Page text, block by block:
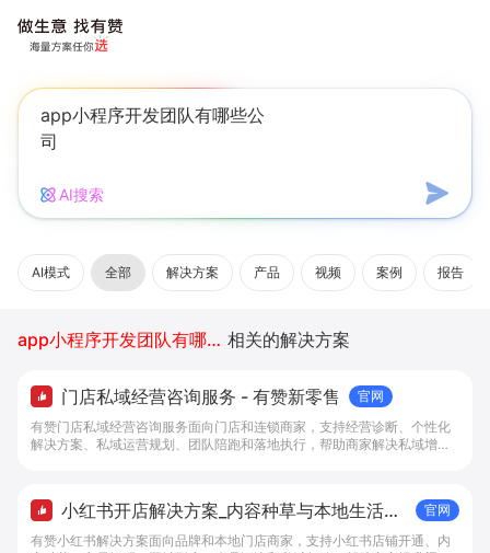
AI搜索
AI模式 全部 解决方案 产品 视频 案例 报告
app小程序开发团队有哪些公司 相关的解决方案
门店私域经营咨询服务 - 有赞新零售
官网
有赞门店私域经营咨询服务面向门店和连锁商家，支持经营诊断、个性化
解决方案、私域运营规划、团队陪跑和落地执行，帮助商家解决私域增长
小红书开店解决方案_内容种草与本地生活转
化工具 - 做生意, 找有赞
官网
有赞小红书解决方案面向品牌和本地门店商家，支持小红书店铺开通、内